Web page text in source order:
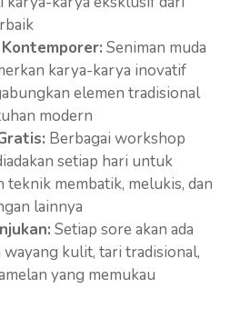
Seniman muda
karya-karya inovatif
elemen tradisional
modern
Berbagai workshop
setiap hari untuk
teknik membatik, melukis, dan
lainnya
Setiap sore akan ada
kulit, tari tradisional,
yang memukau